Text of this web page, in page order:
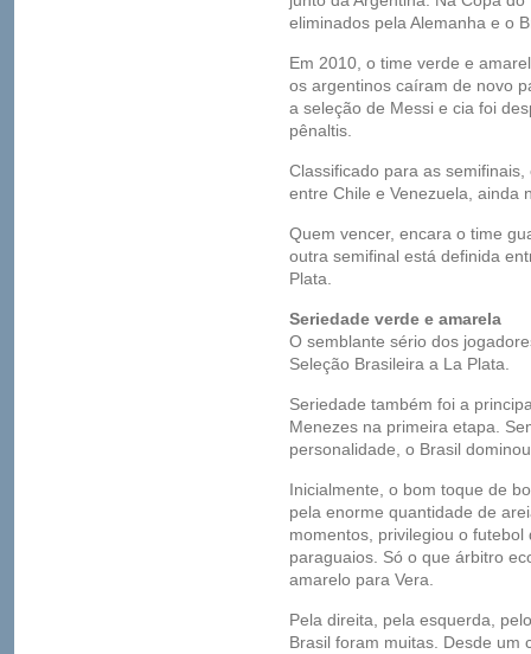
eliminados pela Alemanha e o
Em 2010, o time verde e
os argentinos caíram de novo
a seleção de Messi e cia foi
pênaltis.
Classificado para as
entre Chile e Venezuela, ainda
Quem vencer, encara o time
outra semifinal está definida
Plata.
Seriedade verde e amarela
O semblante sério dos
Seleção Brasileira a La Plata.
Seriedade também foi a
Menezes na primeira etapa.
personalidade, o Brasil
Inicialmente, o bom toque de
pela enorme quantidade de
momentos, privilegiou o
paraguaios. Só o que árbitro
amarelo para Vera.
Pela direita, pela esquerda,
Brasil foram muitas. Desde um